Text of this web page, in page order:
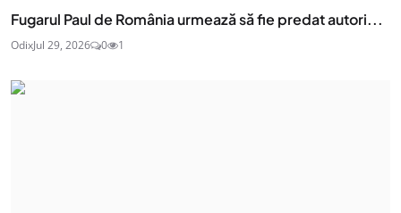
Fugarul Paul de România urmează să fie predat autori...
OdixJul 29, 2026 0 1